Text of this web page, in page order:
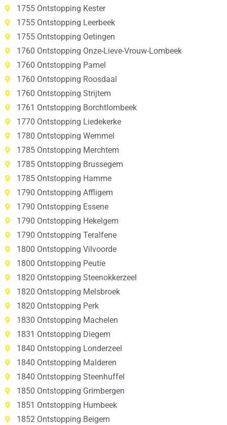
1755 Ontstopping Kester
1755 Ontstopping Leerbeek
1755 Ontstopping Oetingen
1760 Ontstopping Onze-Lieve-Vrouw-Lombeek
1760 Ontstopping Pamel
1760 Ontstopping Roosdaal
1760 Ontstopping Strijtem
1761 Ontstopping Borchtlombeek
1770 Ontstopping Liedekerke
1780 Ontstopping Wemmel
1785 Ontstopping Merchtem
1785 Ontstopping Brussegem
1785 Ontstopping Hamme
1790 Ontstopping Affligem
1790 Ontstopping Essene
1790 Ontstopping Hekelgem
1790 Ontstopping Teralfene
1800 Ontstopping Vilvoorde
1800 Ontstopping Peutie
1820 Ontstopping Steenokkerzeel
1820 Ontstopping Melsbroek
1820 Ontstopping Perk
1830 Ontstopping Machelen
1831 Ontstopping Diegem
1840 Ontstopping Londerzeel
1840 Ontstopping Malderen
1840 Ontstopping Steenhuffel
1850 Ontstopping Grimbergen
1851 Ontstopping Humbeek
1852 Ontstopping Beigem